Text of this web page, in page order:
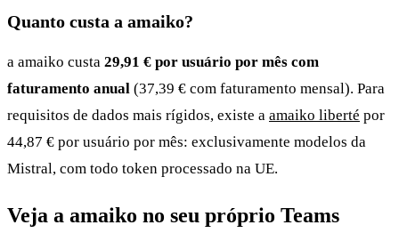
Quanto custa a amaiko?
a amaiko custa 29,91 € por usuário por mês com
faturamento anual (37,39 € com faturamento mensal). Para
requisitos de dados mais rígidos, existe a amaiko liberté por
44,87 € por usuário por mês: exclusivamente modelos da
Mistral, com todo token processado na UE.
Veja a amaiko no seu próprio Teams